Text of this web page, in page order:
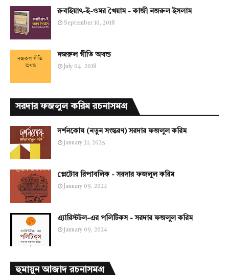
রুবাইয়াৎ-ই-ওমর খৈয়াম - কাজী নজরুল ইসলাম
September 10, 2018
নজরুল গীতি অখন্ড
July 04, 2018
সরদার ফজলুল করিম রচনাসমগ্র
দর্শনকোষ (নতুন সংস্করণ) সরদার ফজলুল করিম
January 31, 2025
প্লেটোর রিপাবলিক - সরদার ফজলুল করিম
January 09, 2024
এ্যারিস্টটল-এর পলিটিকস - সরদার ফজলুল করিম
January 09, 2024
হুমায়ুন আজাদ রচনাসমগ্র